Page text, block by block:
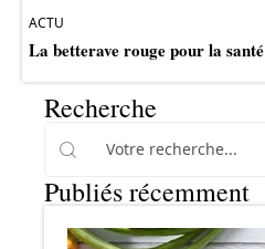
ACTU
La betterave rouge pour la santé
Recherche
Publiés récemment